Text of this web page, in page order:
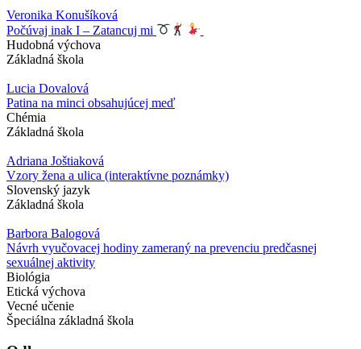
Veronika Konušíková
Počúvaj inak I – Zatancuj mi
Hudobná výchova
Základná škola
Lucia Dovalová
Patina na minci obsahujúcej meď
Chémia
Základná škola
Adriana Joštiaková
Vzory žena a ulica (interaktívne poznámky)
Slovenský jazyk
Základná škola
Barbora Balogová
Návrh vyučovacej hodiny zameraný na prevenciu predčasnej
sexuálnej aktivity
Biológia
Etická výchova
Vecné učenie
Špeciálna základná škola